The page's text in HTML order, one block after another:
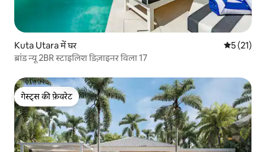
Kuta Utara में घर औसत रेटिंग
5 (21)
ब्रांड न्यू 2BR स्टाइलिश डिज़ाइनर विला 17
गेस्ट्स की फ़ेवरेट
गेस्ट्स की फ़ेवरेट